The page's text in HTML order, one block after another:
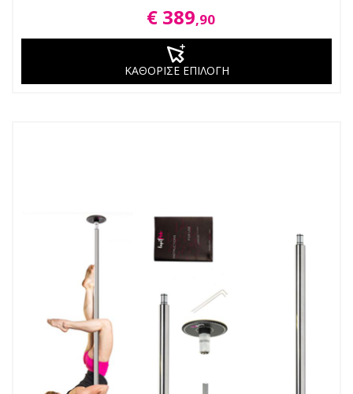
€ 389,90
ΚΑΘΟΡΙΣΕ ΕΠΙΛΟΓΗ